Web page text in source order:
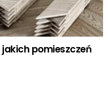
pomieszczeń